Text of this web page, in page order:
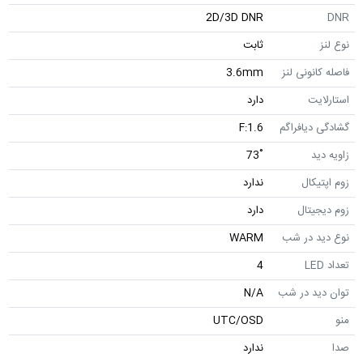
DNR
2D/3D DNR
نوع لنز
ثابت
فاصله کانونی لنز
3.6mm
استارلایت
دارد
گشادگی دیافراگم
F:1.6
زاویه دید
˚73
زوم اپتیکال
ندارد
زوم دیجیتال
دارد
نوع دید در شب
WARM
تعداد LED
4
توان دید در شب
N/A
منو
UTC/OSD
صدا
ندارد